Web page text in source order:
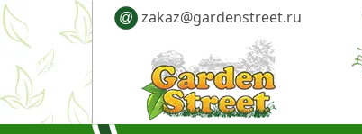
@ zakaz@gardenstreet.ru